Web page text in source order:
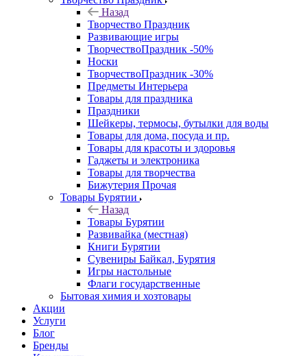
Назад
Творчество Праздник
Развивающие игры
ТворчествоПраздник -50%
Носки
ТворчествоПраздник -30%
Предметы Интерьера
Товары для праздника
Праздники
Шейкеры, термосы, бутылки для воды
Товары для дома, посуда и пр.
Товары для красоты и здоровья
Гаджеты и электроника
Товары для творчества
Бижутерия Прочая
Товары Бурятии
Назад
Товары Бурятии
Развивайка (местная)
Книги Бурятии
Сувениры Байкал, Бурятия
Игры настольные
Флаги государственные
Бытовая химия и хозтовары
Акции
Услуги
Блог
Бренды